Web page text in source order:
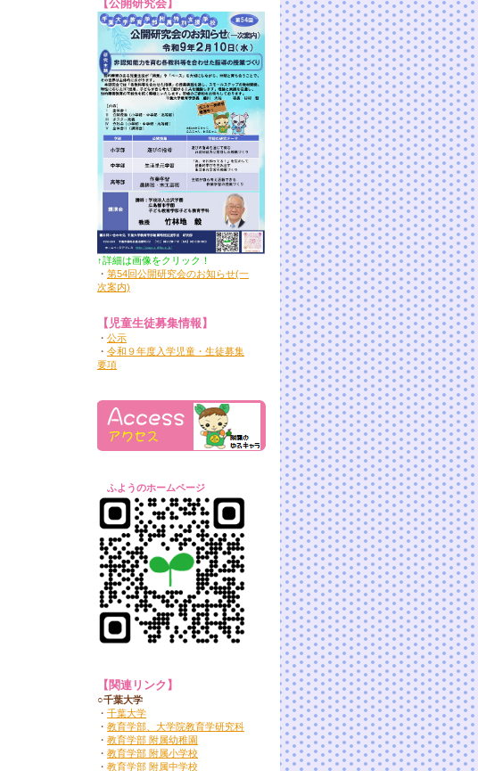
【公開研究会】
↑詳細は画像をクリック！
・ 第54回公開研究会のお知らせ(一
次案内)
【児童生徒募集情報】
・ 公示
・ 令和９年度入学児童・生徒募集
要項
ふようのホームページ
【関連リンク】
○千葉大学
・ 千葉大学
・ 教育学部、大学院教育学研究科
・ 教育学部 附属幼稚園
・ 教育学部 附属小学校
・ 教育学部 附属中学校